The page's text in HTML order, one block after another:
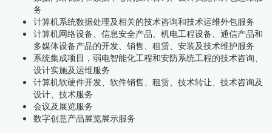
务
计算机系统数据处理及相关的技术咨询和技术运维外包服务
计算机网络设备、信息安全产品、机电工程设备、通信产品和
多媒体设备产品的开发、销售、租赁、安装及技术维护服务
系统集成项目，弱电智能化工程和安防系统工程的技术咨询、
设计实施及运维服务
计算机软硬件开发、软件销售、租赁、技术转让、技术咨询及
设计、技术服务
会议及展览服务
数字创意产品展览展示服务